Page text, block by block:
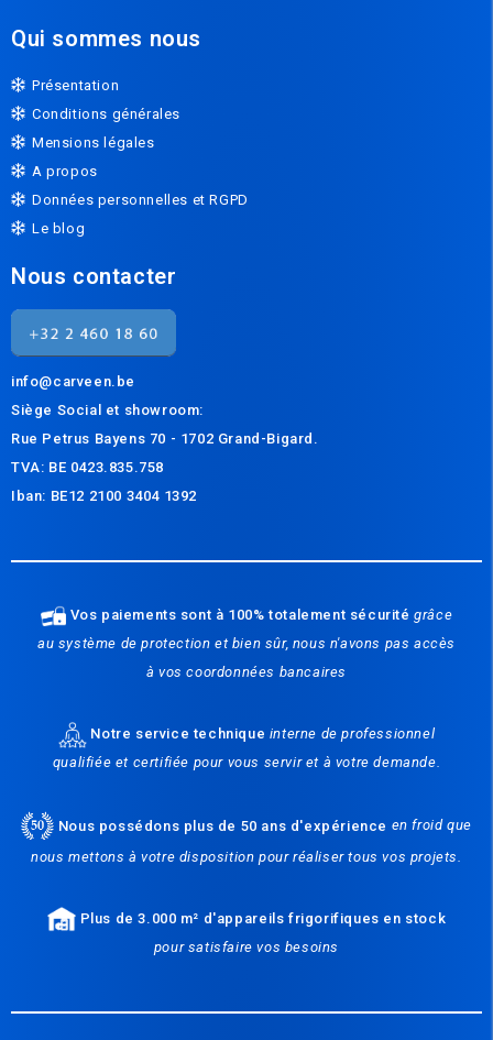
Qui sommes nous
Présentation
Conditions générales
Mensions légales
A propos
Données personnelles et RGPD
Le blog
Nous contacter
info@carveen.be
Siège Social et showroom:
Rue Petrus Bayens 70 - 1702 Grand-Bigard.
TVA: BE 0423.835.758
Iban: BE12 2100 3404 1392
Vos paiements sont à 100% totalement sécuritégrâce
au système de protection et bien sûr, nous n'avons pas accès
à vos coordonnées bancaires
Notre service technique interne de professionnel
qualifiée et certifiée pour vous servir et à votre demande.
Nous possédons plus de 50 ans d'expérience en froid que
nous mettons à votre disposition pour réaliser tous vos projets.
Plus de 3.000 m² d'appareils frigorifiques en stock
pour satisfaire vos besoins